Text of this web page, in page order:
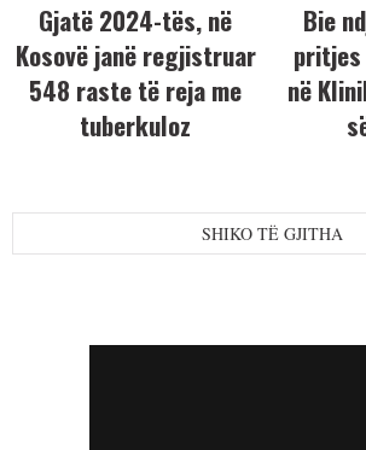
Gjatë 2024-tës, në
Kosovë janë regjistruar
548 raste të reja me
tuberkuloz
Bie
pritjes
në
SHIKO TË GJITHA